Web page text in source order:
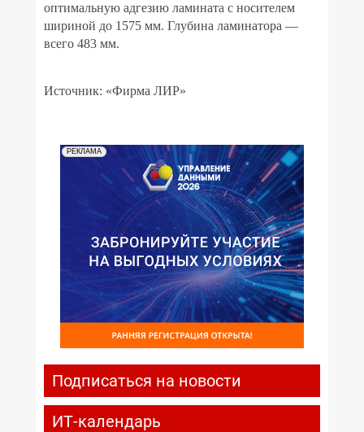
оптимальную адгезию ламината с носителем
шириной до 1575 мм. Глубина ламинатора —
всего 483 мм.
Источник: «Фирма ЛИР»
РЕКЛАМА
Подписаться на новости
ИТ-календарь